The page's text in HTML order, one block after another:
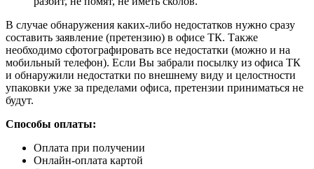
В случае обнаружения каких-либо недостатков нужно сразу
составить заявление (претензию) в офисе ТК. Также
необходимо сфотографировать все недостатки (можно и на
мобильный телефон). Если Вы забрали посылку из офиса ТК
и обнаружили недостатки по внешнему виду и целостности
упаковки уже за пределами офиса, претензии приниматься не
будут.
Способы оплаты:
Оплата при получении
Онлайн-оплата картой